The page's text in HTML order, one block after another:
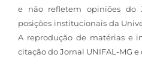
e não refletem opiniões do
posições institucionais da
A reprodução de matérias e
citação do Jornal UNIFAL-MG e